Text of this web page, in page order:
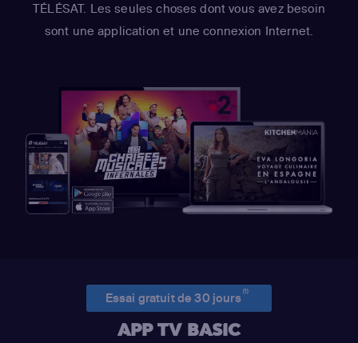
TÉLÉSAT. Les seules choses dont vous avez besoin
sont une application et une connexion Internet.
Essai gratuit de 30 jours(1)
APP TV BASIC